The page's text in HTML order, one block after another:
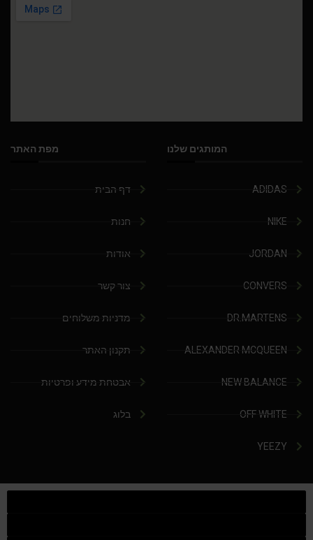
המותגים שלנו
ADIDAS
NIKE
JORDAN
CONVERS
DR.MARTENS
ALEXANDER MCQUEEN
NEW BALANCE
OFF WHITE
YEEZY
מפת האתר
דף הבית
חנות
אודות
צור קשר
מדניות משלוחים
תקנון האתר
אבטחת מידע ופרטיות
בלוג